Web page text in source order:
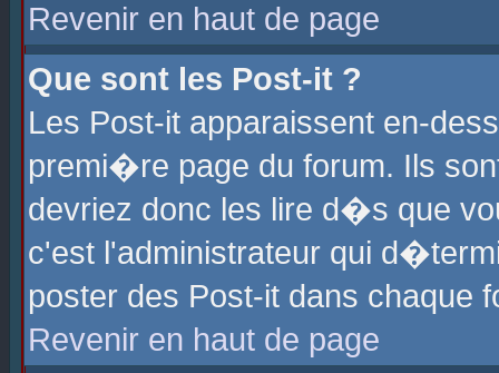
Revenir en haut de page
Que sont les Post-it ?
Les Post-it apparaissent en-
premi�re page du forum. Ils
devriez donc les lire d�s que
c'est l'administrateur qui
poster des Post-it dans chaque
Revenir en haut de page